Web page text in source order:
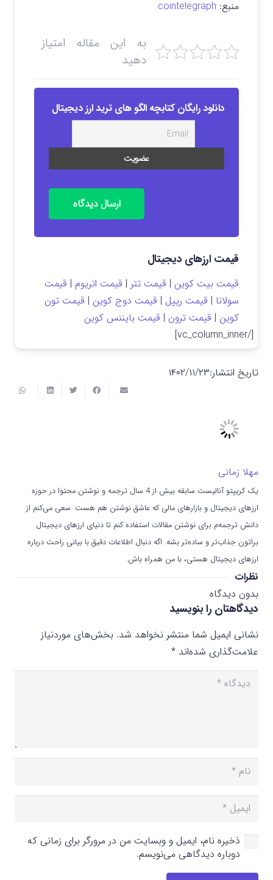
منبع: cointelegraph
به این مقاله امتیاز
دهید
دانلود رایگان کتابچه الگو های ترید ارز دیجیتال
ارسال دیدگاه
قیمت ارزهای دیجیتال
قیمت بیت کوین | قیمت تتر | قیمت اتریوم | قیمت
سولانا | قیمت ریپل | قیمت دوج کوین | قیمت تون
کوین | قیمت ترون | قیمت بایننس کوین
[/vc_column_inner]
تاریخ انتشار:۱۴۰۲/۱۱/۲۳
مهلا زمانی
یک کریپتو آنالیست سابقه بیش از 4 سال ترجمه و نوشتن محتوا در حوزه
ارزهای دیجیتال و بازارهای مالی که عاشق نوشتن هم هست. سعی می‌کنم از
دانش ترجمه‌م برای نوشتن مقالات استفاده کنم تا دنیای ارزهای دیجیتال
براتون جذاب‌تر و ساده‌تر بشه. اگه دنبال اطلاعات دقیق با بیانی راحت درباره
ارزهای دیجیتال هستی، با من همراه باش.
نظرات
بدون دیدگاه
دیدگاهتان را بنویسید
نشانی ایمیل شما منتشر نخواهد شد. بخش‌های موردنیاز
علامت‌گذاری شده‌اند *
ذخیره نام، ایمیل و وبسایت من در مرورگر برای زمانی که
دوباره دیدگاهی می‌نویسم.